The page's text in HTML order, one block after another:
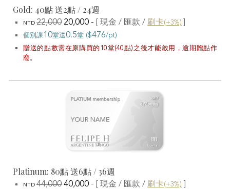
Gold: 40點 送2點 / 24週
NTD22,000 20,000 - [ 現金 / 匯款 / 刷卡(+3%)
個別課10堂送0.5堂 ($476/pt)
贈送的點數需在原購買的10堂(40點)之後才能啟用，逾期贈點作
廢。
Platinum: 80點 送6點 /36週
NTD44,000 40,000 - [ 現金 / 匯款 / 刷卡(+3%)